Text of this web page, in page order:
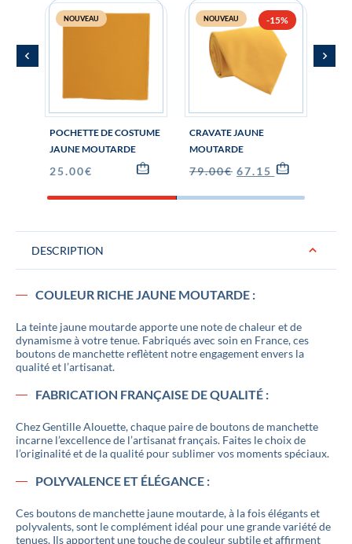
DESCRIPTION
COULEUR RICHE JAUNE MOUTARDE :
La teinte jaune moutarde apporte une note de chaleur et de
dynamisme à votre tenue. Fabriqués avec soin en France, ces
boutons de manchette reflètent notre engagement envers la
qualité et l’artisanat.
FABRICATION FRANÇAISE DE QUALITÉ :
Chez Gentille Alouette, chaque paire de boutons de manchette
incarne l’excellence de l’artisanat français. Faites le choix de
l’originalité et de la qualité pour sublimer vos moments spéciaux.
POLYVALENCE ET ÉLÉGANCE :
Ces boutons de manchette jaune moutarde, à la fois élégants et
polyvalents, sont le complément idéal pour une grande variété de
tenues. Ils apportent une touche de couleur subtile et affirment
NOUVEAU
POCHETTE DE COSTUME
JAUNE MOUTARDE
25.00€
NOUVEAU -15%
CRAVATE JAUNE
MOUTARDE
79.00€ 67.15 €